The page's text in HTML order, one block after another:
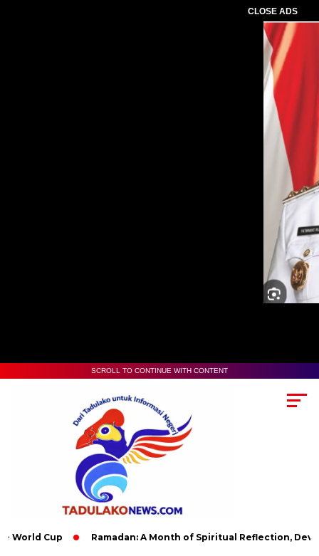
CLOSE ADS
SCROLL TO CONTINUE WITH CONTENT
Cup Ramadan: A Month of Spiritual Reflection, Devotion,